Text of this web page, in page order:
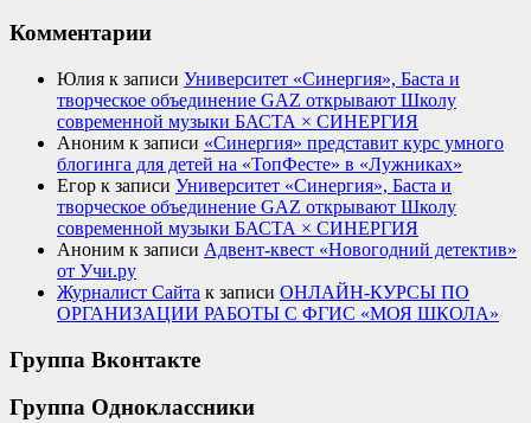
Комментарии
Юлия к записи Университет «Синергия», Баста и
творческое объединение GAZ открывают Школу
современной музыки БАСТА × СИНЕРГИЯ
Аноним к записи «Синергия» представит курс умного
блогинга для детей на «ТопФесте» в «Лужниках»
Егор к записи Университет «Синергия», Баста и
творческое объединение GAZ открывают Школу
современной музыки БАСТА × СИНЕРГИЯ
Аноним к записи Адвент-квест «Новогодний детектив»
от Учи.ру
Журналист Сайта к записи ОНЛАЙН-КУРСЫ ПО
ОРГАНИЗАЦИИ РАБОТЫ С ФГИС «МОЯ ШКОЛА»
Группа Вконтакте
Группа Одноклассники